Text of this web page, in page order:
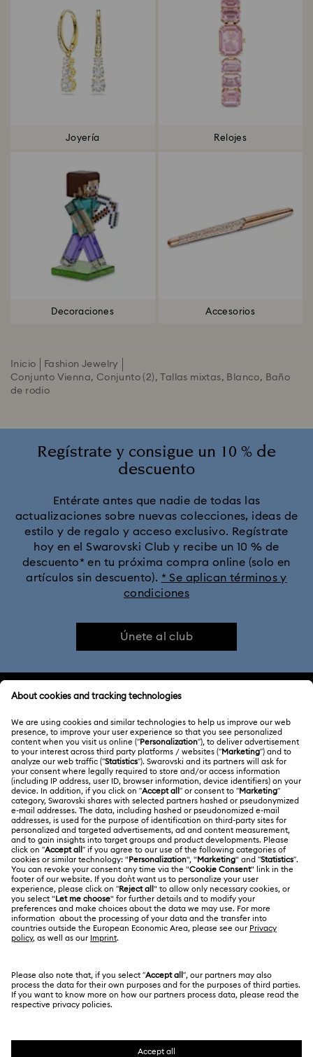
Joyería Relojes
Decoraciones Accesorios
Inicio
Fashion Jewelry
Conjunto Vienna, Conjunto (2), Tallas mixtas, Blanco, Baño
de rodio
Regístrate y consigue un 10 % de
descuento
Entérate antes que nadie de todas las
actualizaciones sobre nuevas colecciones, ideas de
estilo y de regalo y acceso exclusivo. Regístrate
hoy en el Swarovski Club y recibe un 10 % de
descuento* en tu próxima compra online (solo en
artículos sin descuento). * Se aplican términos y
condiciones
Únete al club
ATENCIÓN AL CLIENTE
Información general del servicio al cliente
Saldo de la tarjeta regalo
Estado de la reparación
Contacto
Guía de tamaños
Buscador de tiendas
ACERCA DE NOSOTROS
Acerca de Swarovski
Trabaja con nosotros
Alumni Community
Para profesionales
Mapa Web
Kristallwelten
CONDICIONES LEGALES
Condiciones De Uso
Terminos & Condiciones
Política De Privacidad
Pie De Imprenta
Otros países/regiones
English
Deutsch Español Français
SWAROVSKI® y el logotipo del cisne son marcas
comerciales registradas de Swarovski AG.